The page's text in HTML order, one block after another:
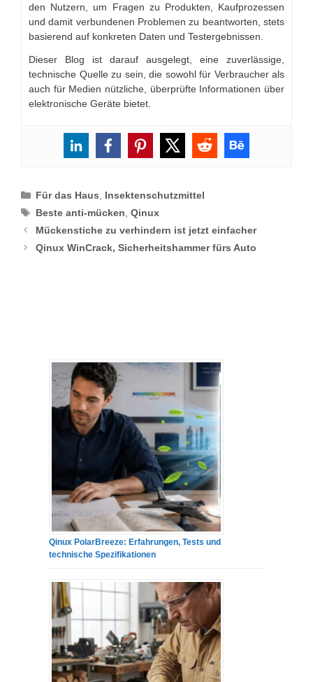
den Nutzern, um Fragen zu Produkten, Kaufprozessen
und damit verbundenen Problemen zu beantworten, stets
basierend auf konkreten Daten und Testergebnissen.
Dieser Blog ist darauf ausgelegt, eine zuverlässige,
technische Quelle zu sein, die sowohl für Verbraucher als
auch für Medien nützliche, überprüfte Informationen über
elektronische Geräte bietet.
Categories
Für das Haus
Insektenschutzmittel
Tags
Beste anti-mücken ,Qinux
Mückenstiche zu verhindern ist jetzt einfacher
Qinux WinCrack, Sicherheitshammer fürs Auto
Qinux PolarBreeze: Erfahrungen, Tests und
technische Spezifikationen